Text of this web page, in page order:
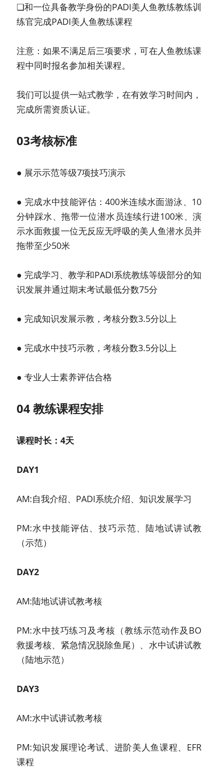
❏和一位具备教学身份的PADI美人鱼教练教练训
练官完成PADI美人鱼教练课程
注意：如果不满足后三项要求，可在人鱼教练课
程中同时报名参加相关课程。
我们可以提供一站式教学，在有效学习时间内，
完成所需资质认证。
03考核标准
● 展示示范等级7项技巧演示
● 完成水中技能评估：400米连续水面游泳、10
分钟踩水、拖带一位潜水员连续行进100米、演
示水面救援一位无反应无呼吸的美人鱼潜水员并
拖带至少50米
● 完成学习、教学和PADI系统教练等级部分的知
识发展并通过期末考试最低分数75分
● 完成知识发展示教，考核分数3.5分以上
● 完成水中技巧示教，考核分数3.5分以上
● 专业人士素养评估合格
04 教练课程安排
课程时长：4天
DAY1
AM:自我介绍、PADI系统介绍、知识发展学习
PM:水中技能评估、技巧示范、陆地试讲试教
（示范）
DAY2
AM:陆地试讲试教考核
PM:水中技巧练习及考核（教练示范动作及BO
救援考核、紧急情况脱除鱼尾）、水中试讲试教
（陆地示范）
DAY3
AM:水中试讲试教考核
PM:知识发展理论考试、进阶美人鱼课程、EFR
课程